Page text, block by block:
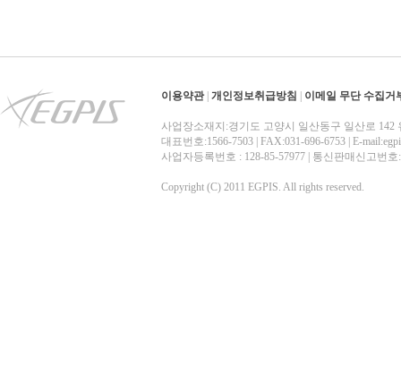
이용약관| 개인정보취급방침 이메일 무단 수집거
사업장소재지:경기도 고양시 일산동구 일산로
대표번호:1566-7503 | FAX:031-696-6753 | E-
사업자등록번호 : 128-85-57977 | 통신판매신고번
Copyright (C) 2011 EGPIS. All rights reserved.